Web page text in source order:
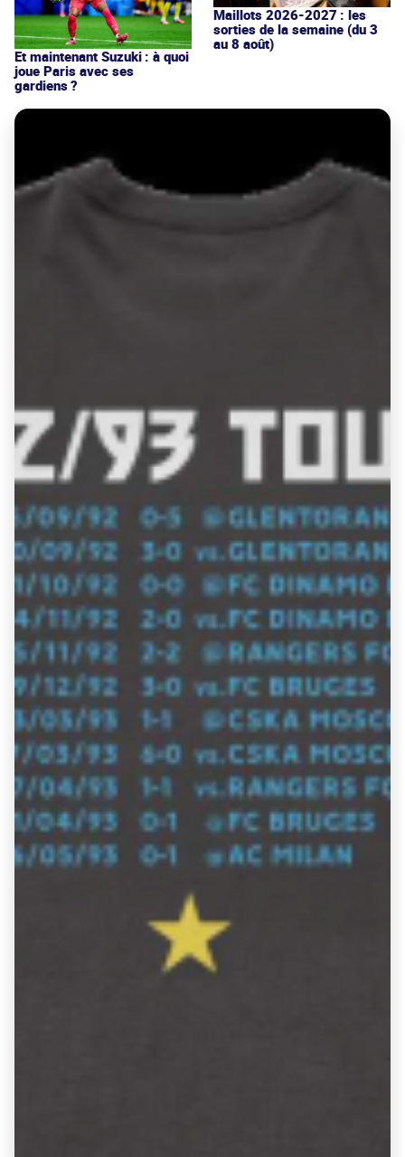
Et maintenant Suzuki : à quoi
joue Paris avec ses
gardiens ?
Maillots 2026-2027 : les
sorties de la semaine (du 3
au 8 août)